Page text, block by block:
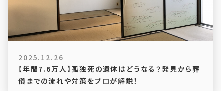
2025.12.26
【年間7.6万人】孤独死の遺体はどうなる？発見から葬
儀までの流れや対策をプロが解説！